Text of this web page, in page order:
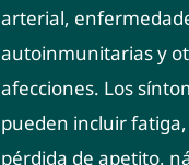
arterial,
autoinmunitarias y
afecciones. Los
pueden incluir fatiga,
pérdida de apetito,